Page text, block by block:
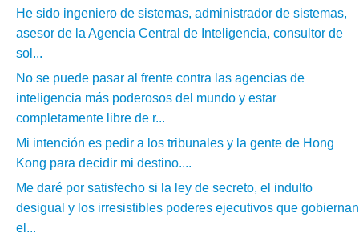
He sido ingeniero de sistemas, administrador de sistemas,
asesor de la Agencia Central de Inteligencia, consultor de
sol...
No se puede pasar al frente contra las agencias de
inteligencia más poderosos del mundo y estar
completamente libre de r...
Mi intención es pedir a los tribunales y la gente de Hong
Kong para decidir mi destino....
Me daré por satisfecho si la ley de secreto, el indulto
desigual y los irresistibles poderes ejecutivos que gobiernan
el...